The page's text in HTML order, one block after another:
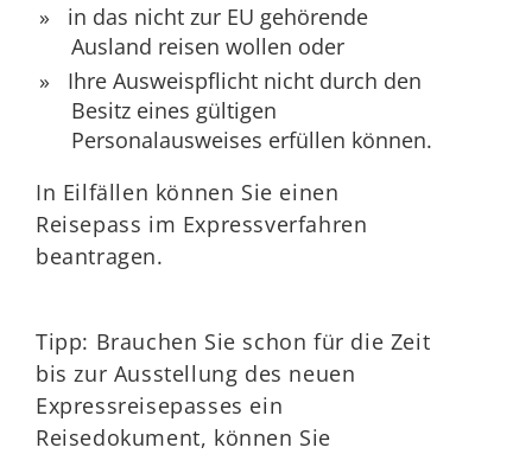
in das nicht zur EU gehörende
Ausland reisen wollen oder
Ihre Ausweispflicht nicht durch den
Besitz eines gültigen
Personalausweises erfüllen können.
In Eilfällen können Sie einen
Reisepass im Expressverfahren
beantragen.
Tipp: Brauchen Sie schon für die Zeit
bis zur Ausstellung des neuen
Expressreisepasses ein
Reisedokument, können Sie